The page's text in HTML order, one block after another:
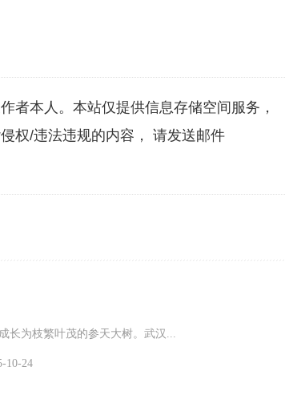
者本人。本站仅提供信息存储空间服务，
权/违法违规的内容， 请发送邮件
长为枝繁叶茂的参天大树。武汉...
10-24